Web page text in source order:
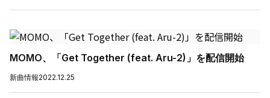
MOMO、「Get Together (feat. Aru-2)」を配信開始
新曲情報2022.12.25